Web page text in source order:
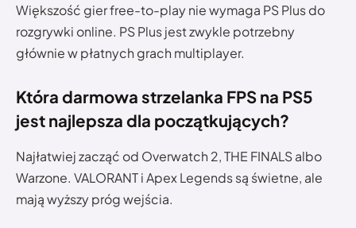
Większość gier free-to-play nie wymaga PS Plus do
rozgrywki online. PS Plus jest zwykle potrzebny
głównie w płatnych grach multiplayer.
Która darmowa strzelanka FPS na PS5
jest najlepsza dla początkujących?
Najłatwiej zacząć od Overwatch 2, THE FINALS albo
Warzone. VALORANT i Apex Legends są świetne, ale
mają wyższy próg wejścia.